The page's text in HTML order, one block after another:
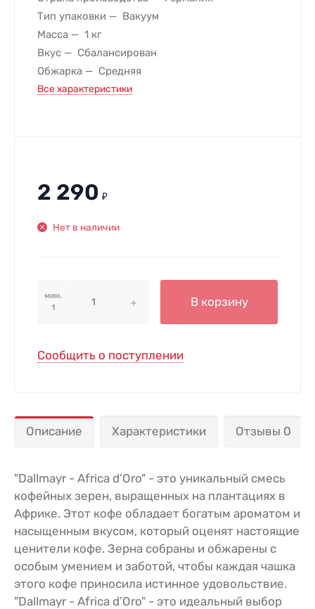
Тип упаковки
Вакуум
Масса
1 кг
Вкус
Сбалансирован
Обжарка
Средняя
Все характеристики
2 290 ₽
Нет в наличии
мин.
1
В корзину
Сообщить о поступлении
Описание Характеристики Отзывы 0
"Dallmayr - Africa d’Oro" - это уникальный смесь
кофейных зерен, выращенных на плантациях в
Африке. Этот кофе обладает богатым ароматом и
насыщенным вкусом, который оценят настоящие
ценители кофе. Зерна собраны и обжарены с
особым умением и заботой, чтобы каждая чашка
этого кофе приносила истинное удовольствие.
"Dallmayr - Africa d’Oro" - это идеальный выбор